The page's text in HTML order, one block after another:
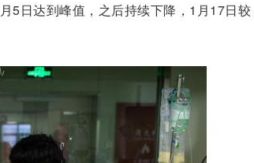
5日达到峰值，之后持续下降，1月17日较